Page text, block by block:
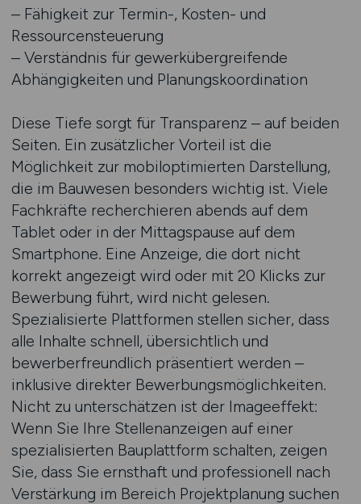
– Fähigkeit zur Termin-, Kosten- und
Ressourcensteuerung
– Verständnis für gewerkübergreifende
Abhängigkeiten und Planungskoordination
Diese Tiefe sorgt für Transparenz – auf beiden
Seiten. Ein zusätzlicher Vorteil ist die
Möglichkeit zur mobiloptimierten Darstellung,
die im Bauwesen besonders wichtig ist. Viele
Fachkräfte recherchieren abends auf dem
Tablet oder in der Mittagspause auf dem
Smartphone. Eine Anzeige, die dort nicht
korrekt angezeigt wird oder mit 20 Klicks zur
Bewerbung führt, wird nicht gelesen.
Spezialisierte Plattformen stellen sicher, dass
alle Inhalte schnell, übersichtlich und
bewerberfreundlich präsentiert werden –
inklusive direkter Bewerbungsmöglichkeiten.
Nicht zu unterschätzen ist der Imageeffekt:
Wenn Sie Ihre Stellenanzeigen auf einer
spezialisierten Bauplattform schalten, zeigen
Sie, dass Sie ernsthaft und professionell nach
Verstärkung im Bereich Projektplanung suchen